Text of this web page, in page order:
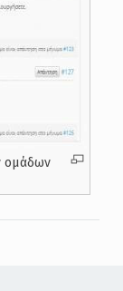
ομάδων